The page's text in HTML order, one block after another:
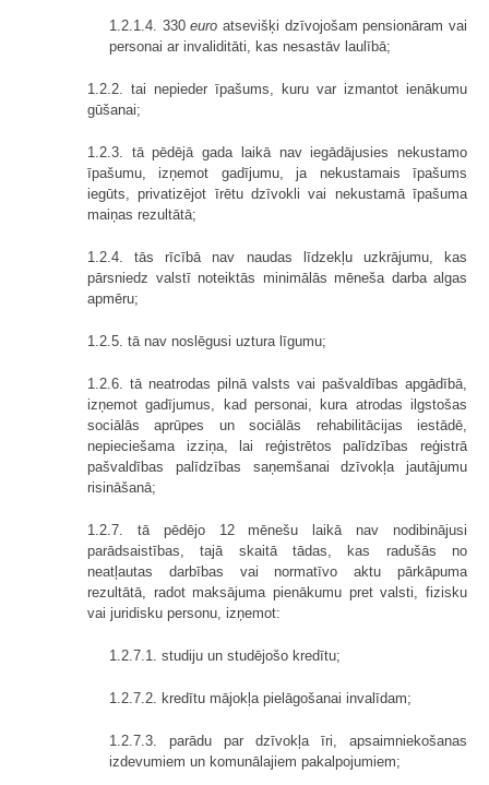
1.2.1.4. 330euro atsevišķi dzīvojošam pensionāram vai
personai ar invaliditāti, kas nesastāv laulībā;
1.2.2. tai nepieder īpašums, kuru var izmantot ienākumu
gūšanai;
1.2.3. tā pēdējā gada laikā nav iegādājusies nekustamo
īpašumu, izņemot gadījumu, ja nekustamais īpašums
iegūts, privatizējot īrētu dzīvokli vai nekustamā īpašuma
maiņas rezultātā;
1.2.4. tās rīcībā nav naudas līdzekļu uzkrājumu, kas
pārsniedz valstī noteiktās minimālās mēneša darba algas
apmēru;
1.2.5. tā nav noslēgusi uztura līgumu;
1.2.6. tā neatrodas pilnā valsts vai pašvaldības apgādībā,
izņemot gadījumus, kad personai, kura atrodas ilgstošas
sociālās aprūpes un sociālās rehabilitācijas iestādē,
nepieciešama izziņa, lai reģistrētos palīdzības reģistrā
pašvaldības palīdzības saņemšanai dzīvokļa jautājumu
risināšanā;
1.2.7. tā pēdējo 12 mēnešu laikā nav nodibinājusi
parādsaistības, tajā skaitā tādas, kas radušās no
neatļautas darbības vai normatīvo aktu pārkāpuma
rezultātā, radot maksājuma pienākumu pret valsti, fizisku
vai juridisku personu, izņemot:
1.2.7.1. studiju un studējošo kredītu;
1.2.7.2. kredītu mājokļa pielāgošanai invalīdam;
1.2.7.3. parādu par dzīvokļa īri, apsaimniekošanas
izdevumiem un komunālajiem pakalpojumiem;